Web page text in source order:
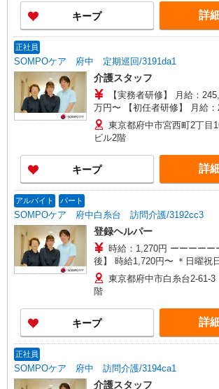
キープ 詳
正社員
SOMPOケア 府中 定期巡回/3191da1
介護スタッフ
【実務者研修】 月給：
万円〜 【初任者研修】 月給：239,700円 年収例：
330万円〜 ※職務手当、（東京都）居住支援特別
手当、日祝手当（月平均2回分
均20回分）等、毎月平均的に
みます。 ■深夜勤手当別途支給：4,000円/回 ■オン
コール手当（1,000円/日）あ
当は勤続5年目までの方はさ
残業時は別途時間外手当支給
東京都府中市宮西町2丁
ビル2階
キープ 詳
アルバイト パート
SOMPOケア 府中白糸台 訪問介護/3192cc3
登録ヘルパー
時給：1,270円 ーーーーーーー 【資格取得
後】 時給1,720円〜 ＊日曜祝日：時給2,020円〜
ーーーーーーー
東京都府中市白糸台2-61-
階
キープ 詳
正社員
SOMPOケア 府中 訪問介護/3194ca1
介護スタッフ